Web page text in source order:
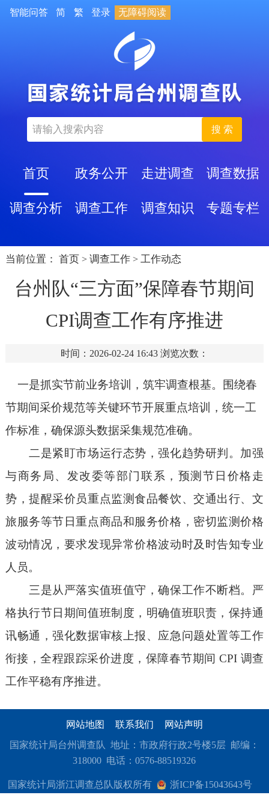
智能问答 简 繁 登录 无障碍阅读
搜 索
首页 政务公开 走进调查 调查数据
调查分析 调查工作 调查知识 专题专栏
当前位置： 首页 > 调查工作 > 工作动态
台州队“三方面”保障春节期间
CPI调查工作有序推进
时间：2026-02-24 16:43 浏览次数：
一是抓实节前业务培训，筑牢调查根基。围绕春
节期间采价规范等关键环节开展重点培训，统一工
作标准，确保源头数据采集规范准确。
二是紧盯市场运行态势，强化趋势研判。加强
与商务局、发改委等部门联系，预测节日价格走
势，提醒采价员重点监测食品餐饮、交通出行、文
旅服务等节日重点商品和服务价格，密切监测价格
波动情况，要求发现异常价格波动时及时告知专业
人员。
三是从严落实值班值守，确保工作不断档。严
格执行节日期间值班制度，明确值班职责，保持通
讯畅通，强化数据审核上报、应急问题处置等工作
衔接，全程跟踪采价进度，保障春节期间 CPI 调查
工作平稳有序推进。
网站地图 联系我们 网站声明
国家统计局台州调查队 地址：市政府行政2号楼5层 邮编：
318000 电话：0576-88519326
国家统计局浙江调查总队版权所有 浙ICP备15043643号